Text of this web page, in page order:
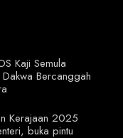
Kaji Semula
Bercanggah
Kerajaan 2025
buka pintu